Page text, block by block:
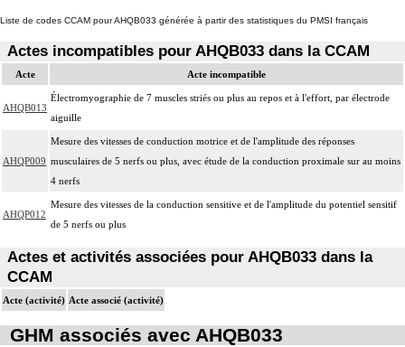
Liste de codes CCAM pour AHQB033 générée à partir des statistiques du PMSI français
Actes incompatibles pour AHQB033 dans la CCAM
Acte Acte incompatible
AHQB013
Électromyographie de 7 muscles striés ou plus au repos et à l'effort, par électrode
aiguille
AHQP009
Mesure des vitesses de conduction motrice et de l'amplitude des réponses
musculaires de 5 nerfs ou plus, avec étude de la conduction proximale sur au moins
4 nerfs
AHQP012
Mesure des vitesses de la conduction sensitive et de l'amplitude du potentiel sensitif
de 5 nerfs ou plus
Actes et activités associées pour AHQB033 dans la
CCAM
Acte (activité) Acte associé (activité)
GHM associés avec AHQB033